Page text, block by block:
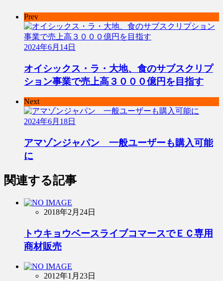
Prev
2024年6月14日
オイシックス・ラ・大地、食のサブスクリプ
ション事業で売上高３０００億円を目指す
Next
2024年6月18日
アマゾンジャパン 一般ユーザーも購入可能
に
関連する記事
2018年2月24日
トウキョウベースライブコマースでＥＣ専用
商材販売
2012年1月23日